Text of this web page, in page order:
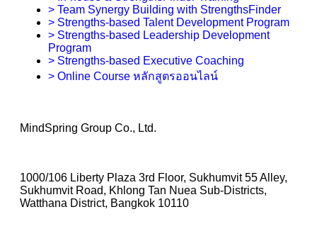
> Team Synergy Building with StrengthsFinder
> Strengths-based Talent Development Program
> Strengths-based Leadership Development
Program
> Strengths-based Executive Coaching
> Online Course หลักสูตรออนไลน์
MindSpring Group Co., Ltd.
1000/106 Liberty Plaza 3rd Floor, Sukhumvit 55 Alley,
Sukhumvit Road, Khlong Tan Nuea Sub-Districts,
Watthana District, Bangkok 10110